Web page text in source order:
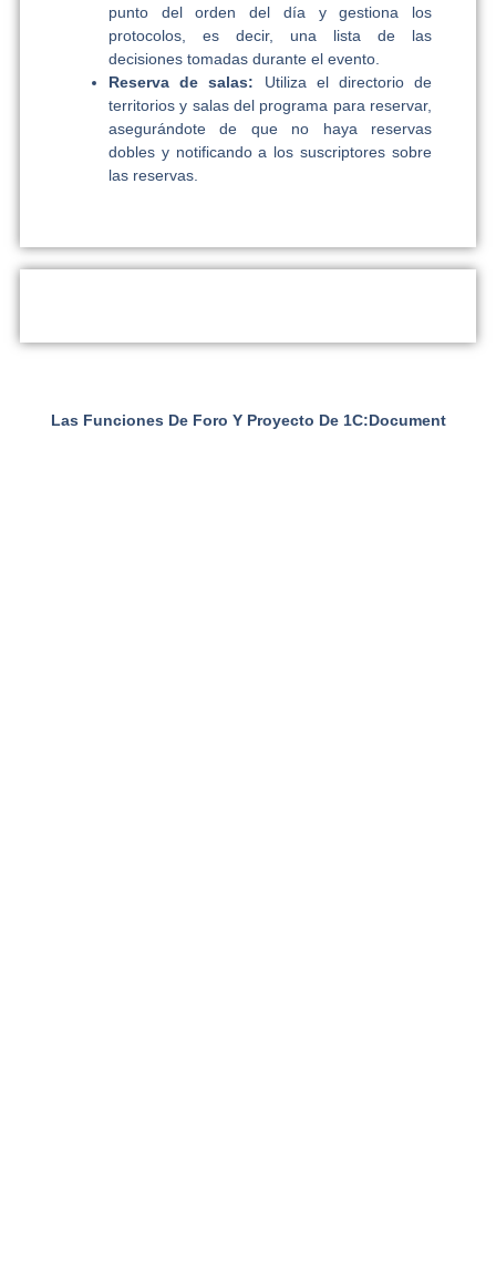
punto del orden del día y gestiona los
protocolos, es decir, una lista de las
decisiones tomadas durante el evento.
Reserva de salas: Utiliza el directorio de
territorios y salas del programa para reservar,
asegurándote de que no haya reservas
dobles y notificando a los suscriptores sobre
las reservas.
Las Funciones De Foro Y Proyecto De 1C:Document